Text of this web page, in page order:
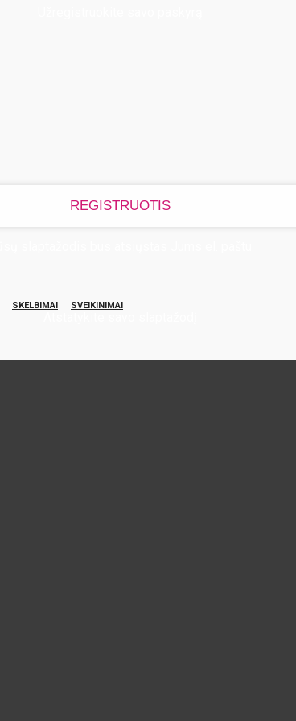
SKELBIMAI SVEIKINIMAI